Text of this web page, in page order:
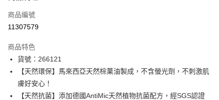
icash Pay
信用卡一次付款
Apple Pay
街口支付
悠遊付
商品編號
11307579
商品特色
貨號：266121
【天然環保】馬來西亞天然棕菓油製成，不含螢光劑，不刺激肌
膚好安心！
【天然抗菌】添加德國AntiMic天然植物抗菌配方，經SGS認證